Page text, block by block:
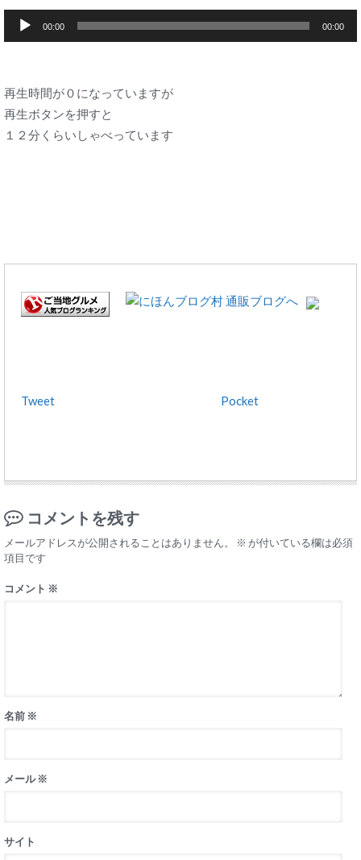
ー
ヤ
ー
00:00 00:00
再生時間が０になっていますが
再生ボタンを押すと
１２分くらいしゃべっています
Tweet Pocket
コメントを残す
メールアドレスが公開されることはありません。 ※ が付いている欄は必須
項目です
コメント ※
名前 ※
メール※
サイト